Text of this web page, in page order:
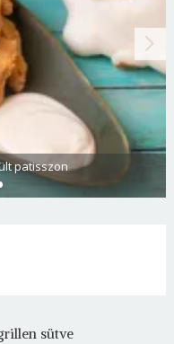
patisszon
sütve